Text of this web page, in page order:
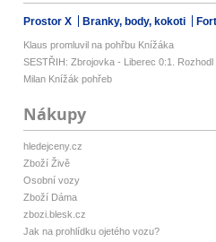
Prostor X Branky, body, kokoti
Klaus promluvil na pohřbu Knížáka
SESTŘIH: Zbrojovka - Liberec 0:1. Rozhodl
Milan Knížák pohřeb
Nákupy
hledejceny.cz
Zboží Živě
Osobní vozy
Zboží Dáma
zbozi.blesk.cz
Jak na prohlídku ojetého vozu?